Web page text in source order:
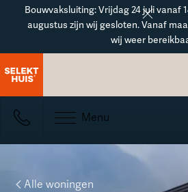
Button Text
Bouwvaksluiting: Vrijdag 24 juli vanaf
augustus zijn wij gesloten. Vanaf
wij weer
Menu
Alle woningen